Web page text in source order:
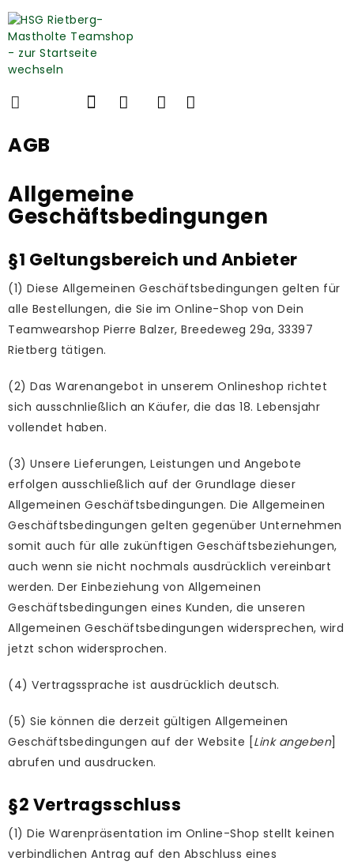
AGB
Allgemeine
Geschäftsbedingungen
§1 Geltungsbereich und Anbieter
(1) Diese Allgemeinen Geschäftsbedingungen gelten für
alle Bestellungen, die Sie im Online-Shop von Dein
Teamwearshop Pierre Balzer, Breedeweg 29a, 33397
Rietberg tätigen.
(2) Das Warenangebot in unserem Onlineshop richtet
sich ausschnließlich an Käufer, die das 18. Lebensjahr
vollendet haben.
(3) Unsere Lieferungen, Leistungen und Angebote
erfolgen ausschließlich auf der Grundlage dieser
Allgemeinen Geschäftsbedingungen. Die Allgemeinen
Geschäftsbedingungen gelten gegenüber Unternehmen
somit auch für alle zukünftigen Geschäftsbeziehungen,
auch wenn sie nicht nochmals ausdrücklich vereinbart
werden. Der Einbeziehung von Allgemeinen
Geschäftsbedingungen eines Kunden, die unseren
Allgemeinen Geschäftsbedingungen widersprechen, wird
jetzt schon widersprochen.
(4) Vertragssprache ist ausdrücklich deutsch.
(5) Sie können die derzeit gültigen Allgemeinen
Geschäftsbedingungen auf der Website [Link angeben]
abrufen und ausdrucken.
§2 Vertragsschluss
(1) Die Warenpräsentation im Online-Shop stellt keinen
verbindlichen Antrag auf den Abschluss eines